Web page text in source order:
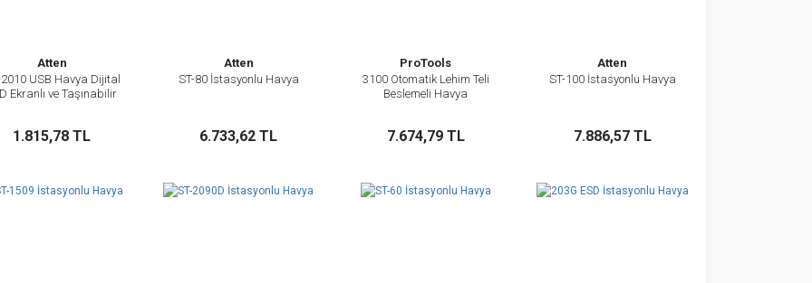
Atten
2010 USB Havya Dijital
Ekranlı ve Taşınabilir
1.815,78 TL
İncele
Sepete Ekle
Atten
ST-80 İstasyonlu Havya
6.733,62 TL
İncele
Sepete Ekle
ProTools
3100 Otomatik Lehim Teli
Beslemeli Havya
7.674,79 TL
İncele
Sepete Ekle
Atten
ST-100 İstasyonlu Havya
7.886,57 TL
İncele
Sepete Ekle